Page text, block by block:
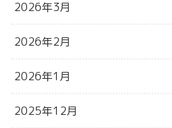
2026年3月
2026年2月
2026年1月
2025年12月